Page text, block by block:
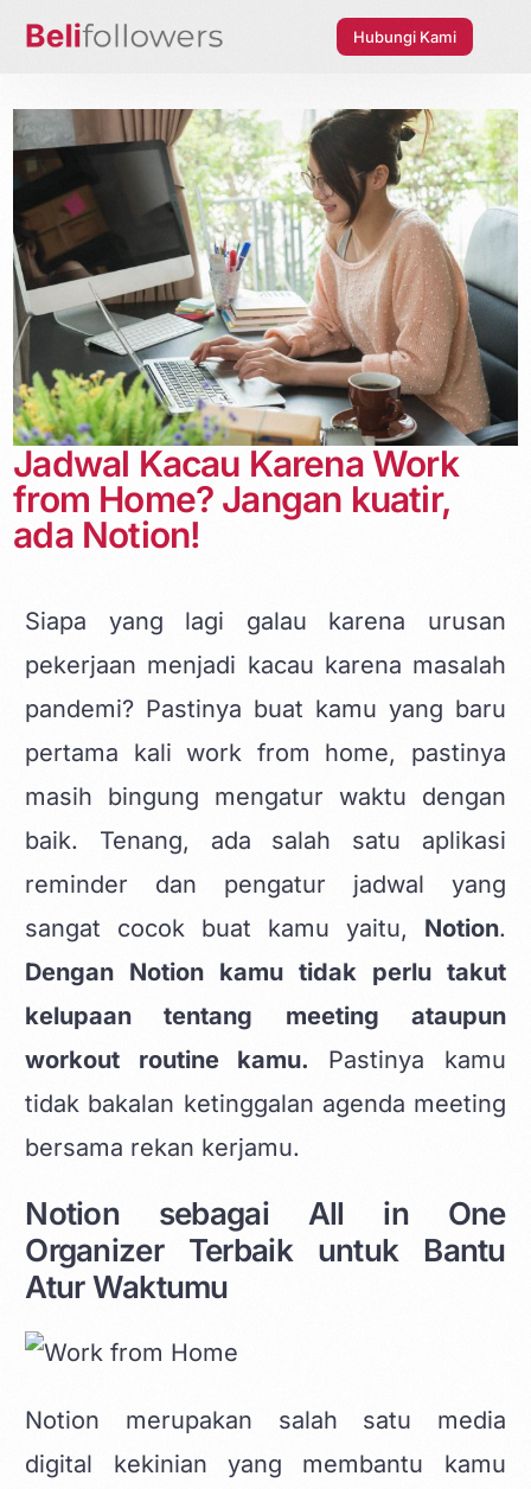
Hubungi Kami
Jadwal Kacau Karena Work
from Home? Jangan kuatir,
ada Notion!
Siapa yang lagi galau karena urusan
pekerjaan menjadi kacau karena masalah
pandemi? Pastinya buat kamu yang baru
pertama kali work from home, pastinya
masih bingung mengatur waktu dengan
baik. Tenang, ada salah satu aplikasi
reminder dan pengatur jadwal yang
sangat cocok buat kamu yaitu, Notion.
Dengan Notion kamu tidak perlu takut
kelupaan tentang meeting ataupun
workout routine kamu. Pastinya kamu
tidak bakalan ketinggalan agenda meeting
bersama rekan kerjamu.
Notion sebagai All in One
Organizer Terbaik untuk Bantu
Atur Waktumu
Notion merupakan salah satu media
digital kekinian yang membantu kamu